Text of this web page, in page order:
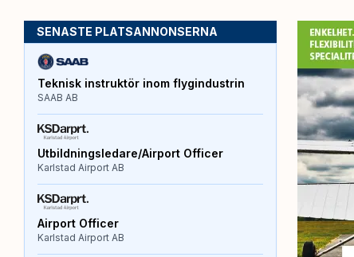
SENASTE PLATSANNONSERNA
Teknisk instruktör inom flygindustrin
SAAB AB
Utbildningsledare/Airport Officer
Karlstad Airport AB
Airport Officer
Karlstad Airport AB